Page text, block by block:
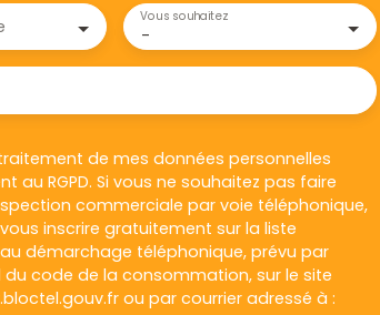
-
Vous souhaitez
de mes données personnelles
au RGPD. Si vous ne souhaitez pas faire
commerciale par voie téléphonique,
inscrire gratuitement sur la liste
démarchage téléphonique, prévu par
du code de la consommation, sur le site
ou par courrier adressé à :